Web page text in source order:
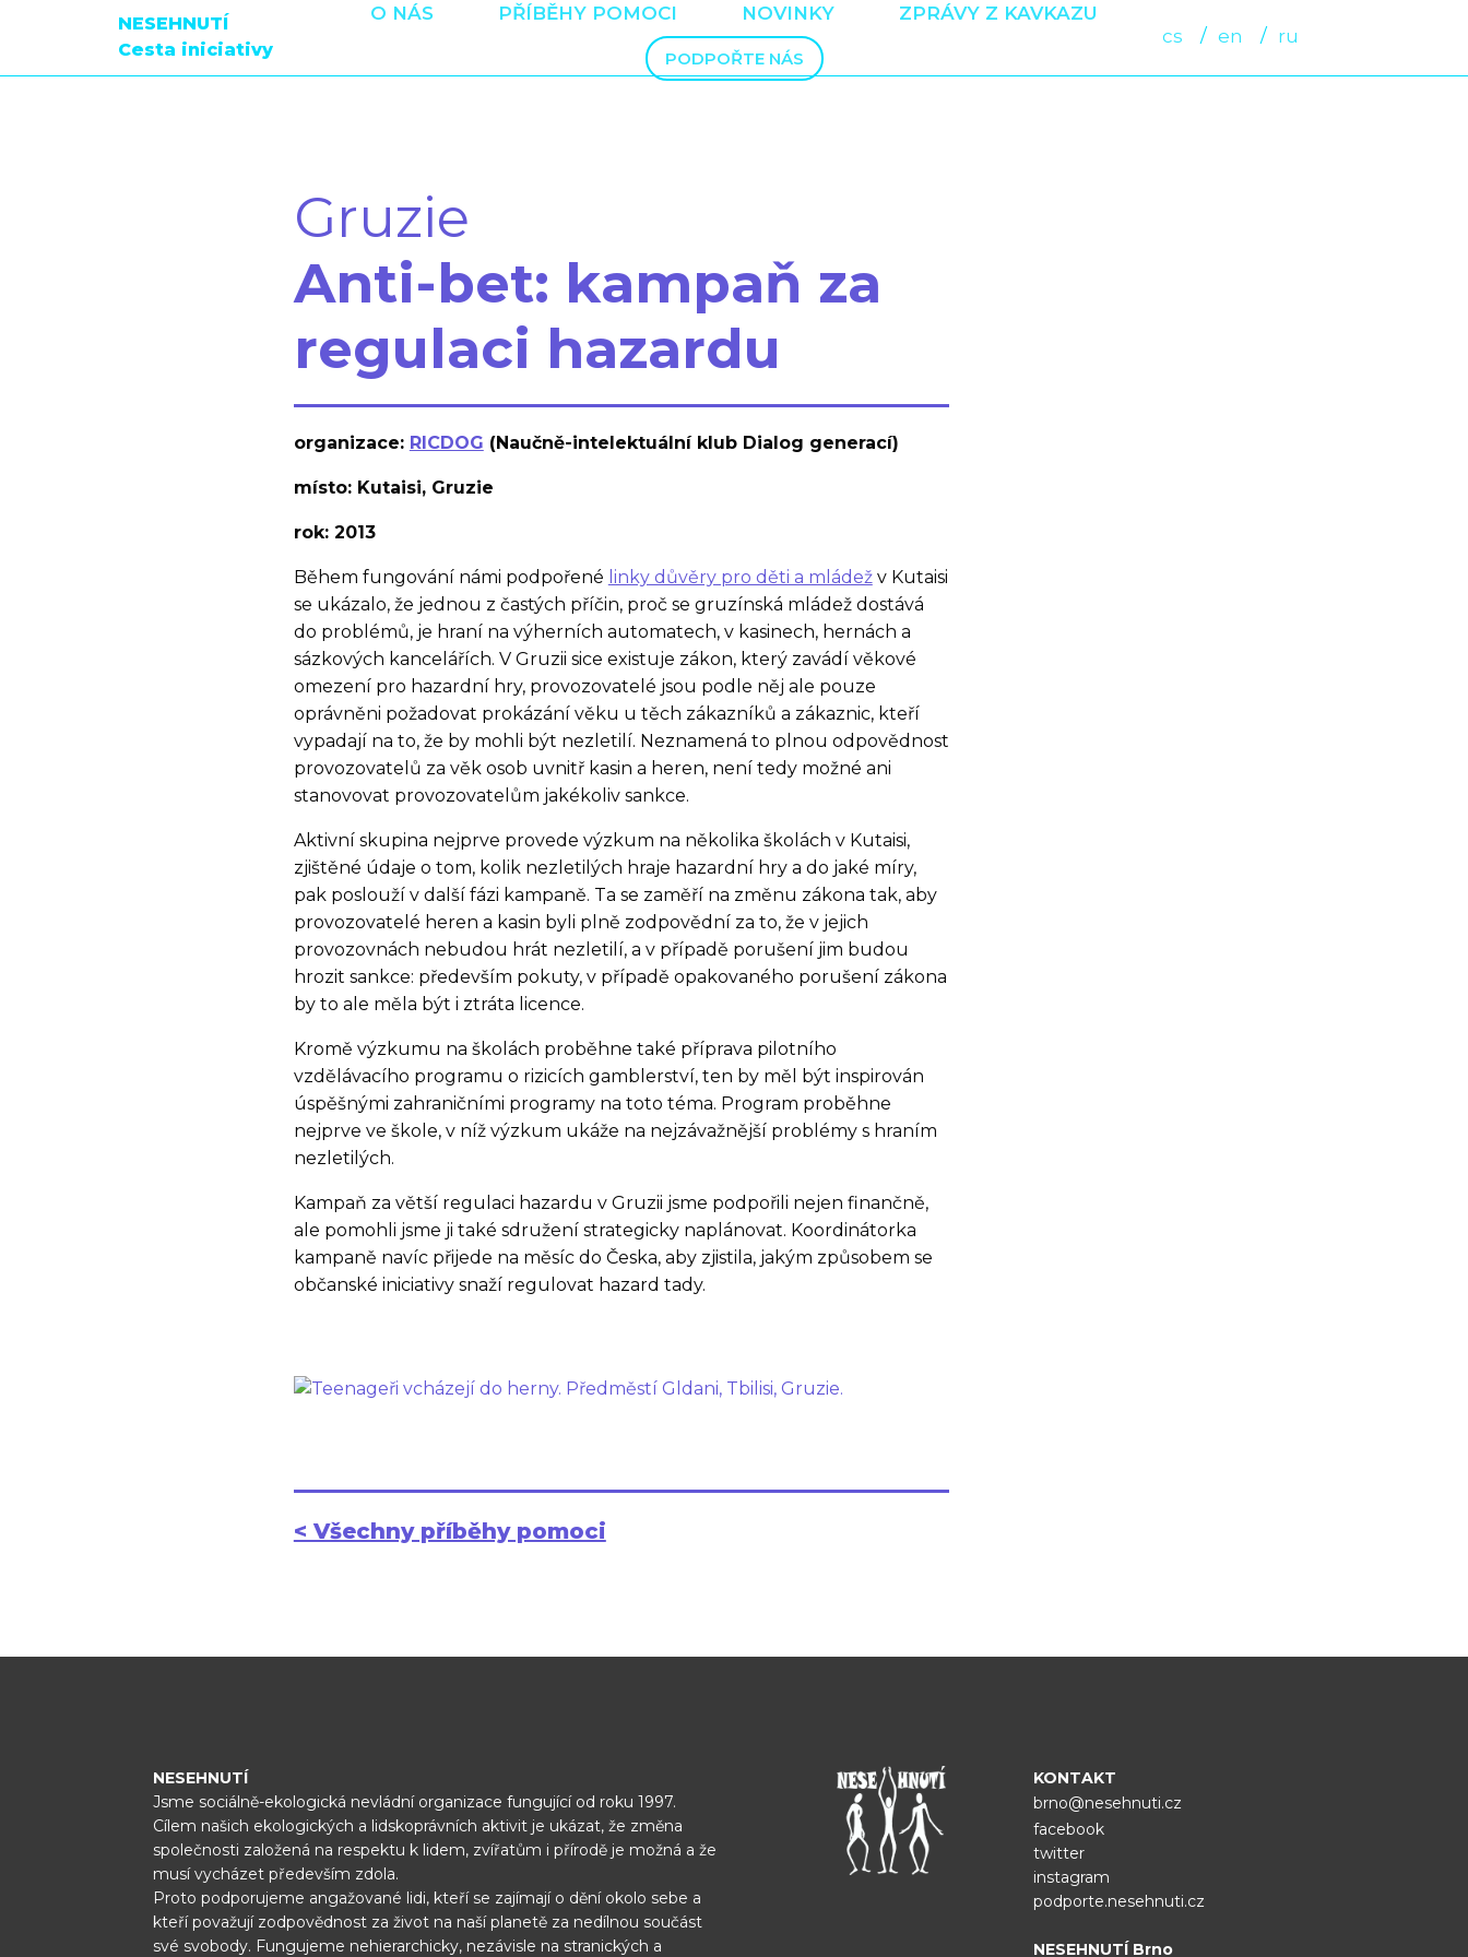
NESEHNUTÍ
Cesta iniciativy
O NÁS PŘÍBĚHY POMOCI NOVINKY ZPRÁVY Z KAVKAZU
PODPOŘTE NÁS
cs en ru
Gruzie
Anti-bet: kampaň za
regulaci hazardu
organizace: RICDOG (Naučně-intelektuální klub Dialog generací)
místo: Kutaisi, Gruzie
rok: 2013
Během fungování námi podpořené linky důvěry pro děti a mládežv Kutaisi
se ukázalo, že jednou z častých příčin, proč se gruzínská mládež dostává
do problémů, je hraní na výherních automatech, v kasinech, hernách a
sázkových kancelářích. V Gruzii sice existuje zákon, který zavádí věkové
omezení pro hazardní hry, provozovatelé jsou podle něj ale pouze
oprávněni požadovat prokázání věku u těch zákazníků a zákaznic, kteří
vypadají na to, že by mohli být nezletilí. Neznamená to plnou odpovědnost
provozovatelů za věk osob uvnitř kasin a heren, není tedy možné ani
stanovovat provozovatelům jakékoliv sankce.
Aktivní skupina nejprve provede výzkum na několika školách v Kutaisi,
zjištěné údaje o tom, kolik nezletilých hraje hazardní hry a do jaké míry,
pak poslouží v další fázi kampaně. Ta se zaměří na změnu zákona tak, aby
provozovatelé heren a kasin byli plně zodpovědní za to, že v jejich
provozovnách nebudou hrát nezletilí, a v případě porušení jim budou
hrozit sankce: především pokuty, v případě opakovaného porušení zákona
by to ale měla být i ztráta licence.
Kromě výzkumu na školách proběhne také příprava pilotního
vzdělávacího programu o rizicích gamblerství, ten by měl být inspirován
úspěšnými zahraničními programy na toto téma. Program proběhne
nejprve ve škole, v níž výzkum ukáže na nejzávažnější problémy s hraním
nezletilých.
Kampaň za větší regulaci hazardu v Gruzii jsme podpořili nejen finančně,
ale pomohli jsme ji také sdružení strategicky naplánovat. Koordinátorka
kampaně navíc přijede na měsíc do Česka, aby zjistila, jakým způsobem se
občanské iniciativy snaží regulovat hazard tady.
< Všechny příběhy pomoci
NESEHNUTÍ
Jsme sociálně-ekologická nevládní organizace fungující od roku 1997.
Cílem našich ekologických a lidskoprávních aktivit je ukázat, že změna
společnosti založená na respektu k lidem, zvířatům i přírodě je možná a že
musí vycházet především zdola.
Proto podporujeme angažované lidi, kteří se zajímají o dění okolo sebe a
kteří považují zodpovědnost za život na naší planetě za nedílnou součást
své svobody. Fungujeme nehierarchicky, nezávisle na stranických a
KONTAKT
brno@nesehnuti.cz
facebook
twitter
instagram
podporte.nesehnuti.cz
NESEHNUTÍ Brno